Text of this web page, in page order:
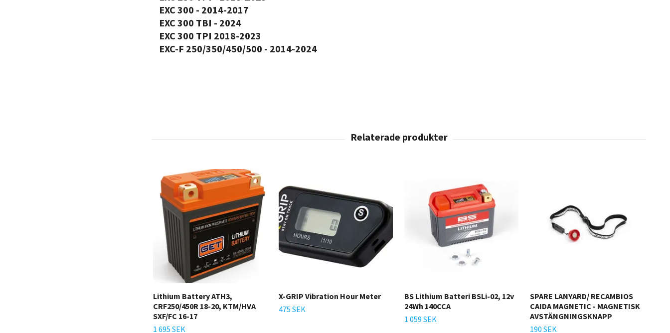
EXC 300 - 2014-2017
EXC 300 TBI - 2024
EXC 300 TPI 2018-2023
EXC-F 250/350/450/500 - 2014-2024
Lithium Battery ATH3,
CRF250/450R 18-20, KTM/HVA
SXF/FC 16-17
1 695 SEK
X-GRIP Vibration Hour Meter
475 SEK
BS Lithium Batteri BSLi-02, 12v
24Wh 140CCA
1 059 SEK
SPARE LANYARD/ RECAMBIOS
CAIDA MAGNETIC - MAGNETISK
AVSTÄNGNINGSKNAPP
190 SEK